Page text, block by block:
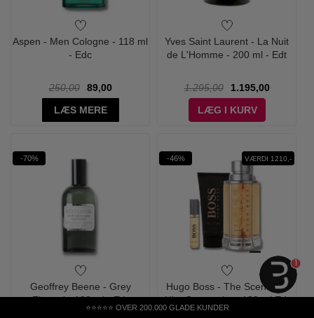
⭐⭐⭐⭐⭐ OVER 200.000 GLADE KUNDER
Aspen - Men Cologne - 118 ml
- Edc
250,00
89,00
LÆS MERE
Yves Saint Laurent - La Nuit
de L'Homme - 200 ml - Edt
1.295,00
1.195,00
LÆG I KURV
-70%
Geoffrey Beene - Grey
Flannel - 120 ml - Edt
-46% VÆRDI 1210,-
Hugo Boss - The Scent For
Him Gaveæske - 100 ml Edt
1